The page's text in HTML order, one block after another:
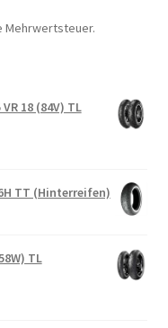
Mehrwertsteuer.
18 (84V) TL
TT (Hinterreifen)
TL